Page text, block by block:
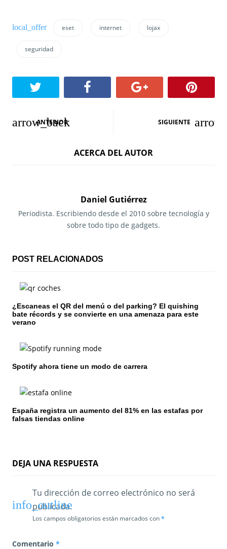
eset internet lojax
seguridad
N
a
i
n
d
e
n
r
a
ANTERIOR SIGUIENTE
ACERCA DEL AUTOR
Daniel Gutiérrez
Periodista. Escribiendo desde el 2010 sobre tecnología y
sobre todo tipo de gadgets.
POST RELACIONADOS
¿Escaneas el QR del menú o del parking? El quishing
bate récords y se convierte en una amenaza para este
verano
Spotify ahora tiene un modo de carrera
España registra un aumento del 81% en las estafas por
falsas tiendas online
DEJA UNA RESPUESTA
Tu dirección de correo electrónico no será
publicada.
Los campos obligatorios están marcados con*
Comentario *